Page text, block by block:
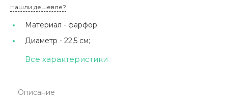
Нашли дешевле?
Материал - фарфор;
Диаметр - 22,5 см;
Все характеристики
Описание